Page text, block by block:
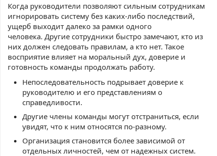
Когда руководители позволяют сильным сотрудникам
игнорировать систему без каких-либо последствий,
ущерб выходит далеко за рамки одного
человека. Другие сотрудники быстро замечают, кто из
них должен следовать правилам, а кто нет. Такое
восприятие влияет на моральный дух, доверие и
готовность команды продолжать работу.
Непоследовательность подрывает доверие к
руководителю и его представлениям о
справедливости.
Другие члены команды могут отстраниться, если
увидят, что к ним относятся по-разному.
Организация становится более зависимой от
отдельных личностей, чем от надежных систем.